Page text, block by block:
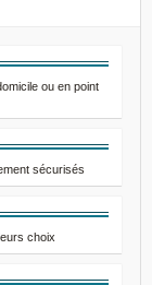
ou en point
sécurisés
choix